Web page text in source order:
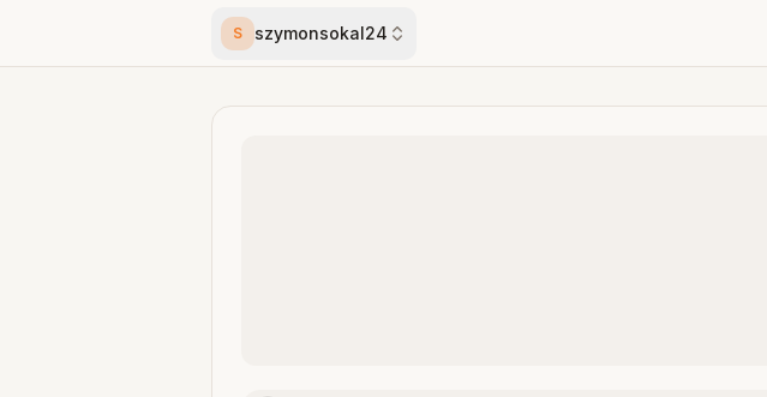
S szymonsokal24